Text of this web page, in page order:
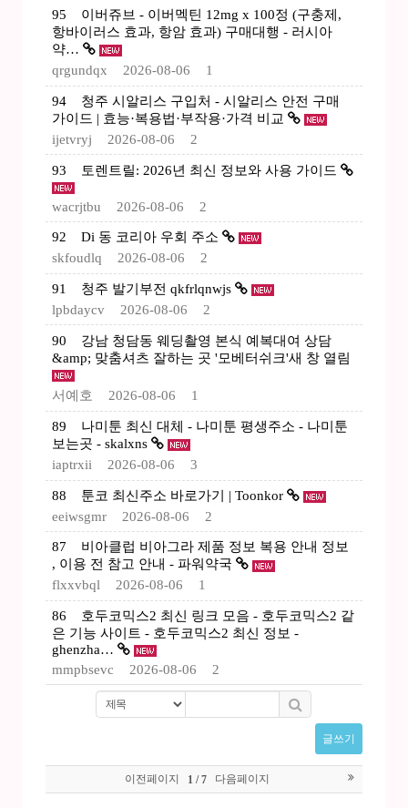
95
이버쥬브 - 이버멕틴 12mg x 100정 (구충제,
항바이러스 효과, 항암 효과) 구매대행 - 러시아
약…
qrgundqx
2026-08-06 1
94
청주 시알리스 구입처 - 시알리스 안전 구매
가이드 | 효능·복용법·부작용·가격 비교
ijetvryj
2026-08-06 2
93 토렌트릴: 2026년 최신 정보와 사용 가이드
wacrjtbu 2026-08-06 2
92
Di 동 코리아 우회 주소
skfoudlq
2026-08-06 2
91
청주 발기부전 qkfrlqnwjs
lpbdaycv
2026-08-06 2
90
강남 청담동 웨딩촬영 본식 예복대여 상담
&amp; 맞춤셔츠 잘하는 곳 '모베터쉬크'새 창 열림
서예호 2026-08-06 1
89
나미툰 최신 대체 - 나미툰 평생주소 - 나미툰
보는곳 - skalxns
iaptrxii
2026-08-06 3
88
툰코 최신주소 바로가기 | Toonkor
eeiwsgmr
2026-08-06 2
87
비아클럽 비아그라 제품 정보 복용 안내 정보
, 이용 전 참고 안내 - 파워약국
flxxvbql
2026-08-06 1
86
호두코믹스2 최신 링크 모음 - 호두코믹스2 같
은 기능 사이트 - 호두코믹스2 최신 정보 -
ghenzha…
mmpbsevc
2026-08-06 2
글쓰기
이전페이지 1 / 7 다음페이지